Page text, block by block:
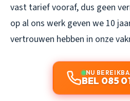
vast tarief vooraf, dus geen
op al ons werk geven we 10
vertrouwen hebben in onze
NU
BEL 085